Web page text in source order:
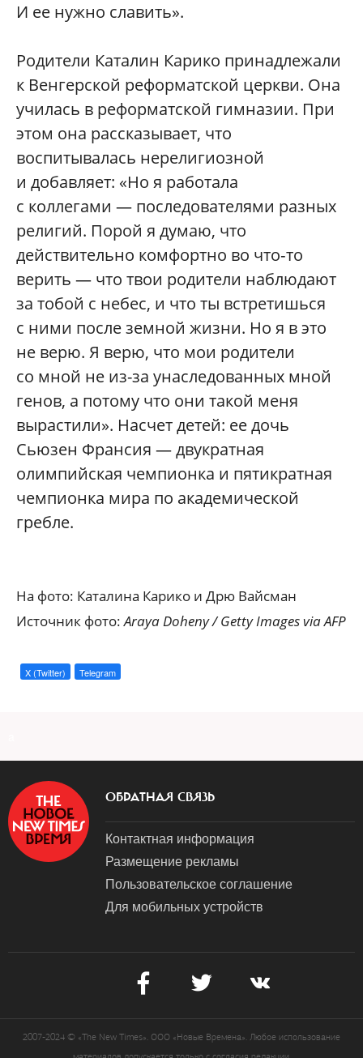
И ее нужно славить».
Родители Каталин Карико принадлежали
к Венгерской реформатской церкви. Она
училась в реформатской гимназии. При
этом она рассказывает, что
воспитывалась нерелигиозной
и добавляет: «Но я работала
с коллегами — последователями разных
религий. Порой я думаю, что
действительно комфортно во что‑то
верить — что твои родители наблюдают
за тобой с небес, и что ты встретишься
с ними после земной жизни. Но я в это
не верю. Я верю, что мои родители
со мной не из-за унаследованных мной
генов, а потому что они такой меня
вырастили». Насчет детей: ее дочь
Сьюзен Франсия — двукратная
олимпийская чемпионка и пятикратная
чемпионка мира по академической
гребле.
На фото: Каталина Карико и Дрю Вайсман
Источник фото:Araya Doheny / Getty Images via AFP
X (Twitter) Telegram
ОБРАТНАЯ СВЯЗЬ
Контактная информация
Размещение рекламы
Пользовательское соглашение
Для мобильных устройств
2007-2024 © «The New Times». ООО «Новые Времена». Любое использование